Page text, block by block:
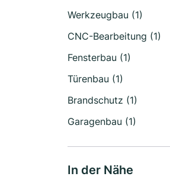
Werkzeugbau (1)
CNC-Bearbeitung (1)
Fensterbau (1)
Türenbau (1)
Brandschutz (1)
Garagenbau (1)
In der Nähe